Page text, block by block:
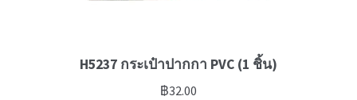
H5237 กระเป๋าปากกา PVC (1 ชิ้น)
฿32.00